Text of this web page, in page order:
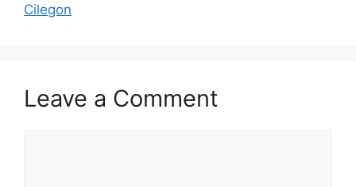
Cilegon
Leave a Comment